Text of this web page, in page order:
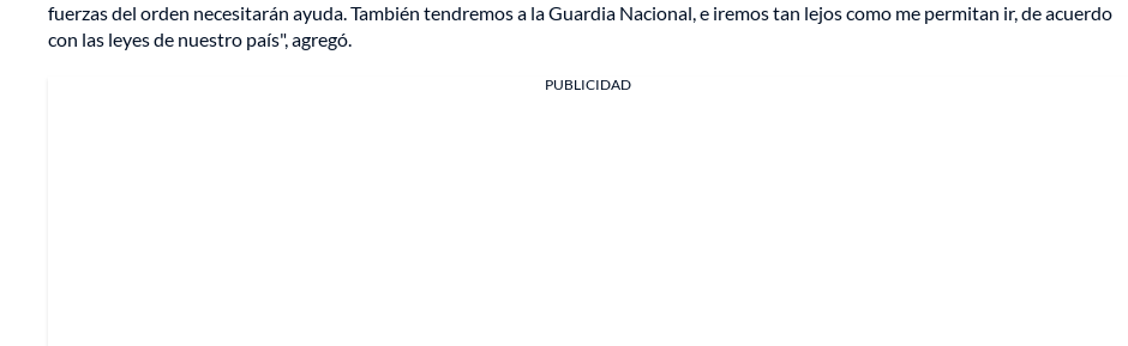
fuerzas del orden necesitarán ayuda. También tendremos a la Guardia Nacional, e iremos tan lejos como me permitan ir, de acuerdo
con las leyes de nuestro país", agregó.
PUBLICIDAD